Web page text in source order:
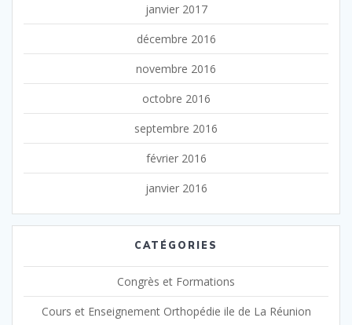
janvier 2017
décembre 2016
novembre 2016
octobre 2016
septembre 2016
février 2016
janvier 2016
CATÉGORIES
Congrès et Formations
Cours et Enseignement Orthopédie ile de La Réunion